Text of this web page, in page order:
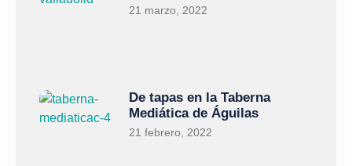
21 marzo, 2022
De tapas en la Taberna
Mediática de Águilas
21 febrero, 2022